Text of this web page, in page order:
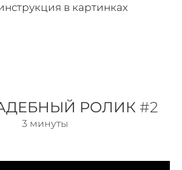
в картинках
РОЛИК #2
3 минуты